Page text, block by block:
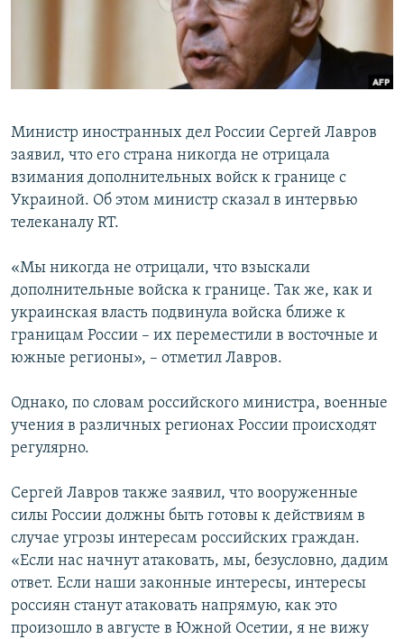
Все сайты RFE/RL
Министр иностранных дел России Сергей Лавров
заявил, что его страна никогда не отрицала
взимания дополнительных войск к границе с
Украиной. Об этом министр сказал в интервью
телеканалу RT.
«Мы никогда не отрицали, что взыскали
дополнительные войска к границе. Так же, как и
украинская власть подвинула войска ближе к
границам России – их переместили в восточные и
южные регионы», – отметил Лавров.
Однако, по словам российского министра, военные
учения в различных регионах России происходят
регулярно.
Сергей Лавров также заявил, что вооруженные
силы России должны быть готовы к действиям в
случае угрозы интересам российских граждан.
«Если нас начнут атаковать, мы, безусловно, дадим
ответ. Если наши законные интересы, интересы
россиян станут атаковать напрямую, как это
произошло в августе в Южной Осетии, я не вижу